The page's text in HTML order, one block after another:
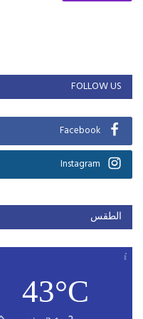
FOLLOW US
Facebook
Instagram
الطقس
43°C